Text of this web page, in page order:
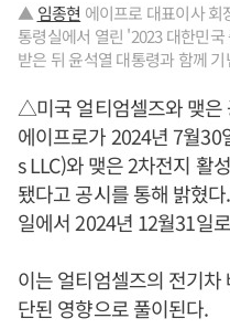
▲ 임종현 에이프로 대표이사 회
통령실에서 열린 '2023 대한민
받은 뒤 윤석열 대통령과 함께
△미국 얼티엄셀즈와 맺은
에이프로가 2024년 7월
s LLC)와 맺은 2차전지 활
됐다고 공시를 통해 밝혔
일에서 2024년 12월31일
이는 얼티엄셀즈의 전기
단된 영향으로 풀이된다.